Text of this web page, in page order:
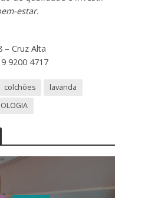
estar.
– Cruz Alta
9200 4717
colchões
lavanda